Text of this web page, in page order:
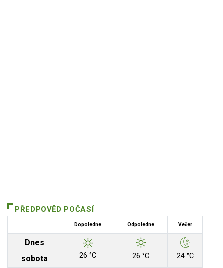
PŘEDPOVĚD POČASÍ
Dopoledne Odpoledne Večer
Dnes
sobota
26 °C 26 °C 24 °C